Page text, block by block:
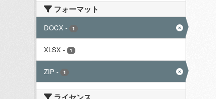
フォーマット
DOCX - 1
XLSX - 1
ZIP - 1